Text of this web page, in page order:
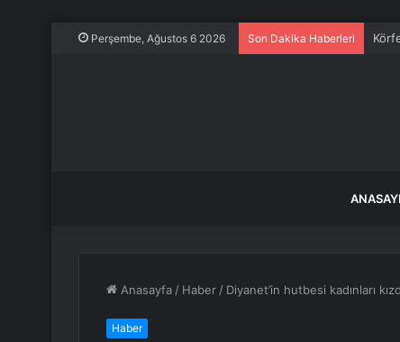
Perşembe, Ağustos 6 2026 Son Dakika Haberleri
Anasayfa / Haber / Diyanet’in hutbesi kadınları
Haber